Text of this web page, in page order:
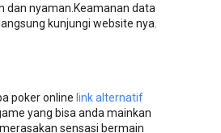
dan nyaman.Keamanan data
kunjungi website nya.
poker online link alternatif
yang bisa anda mainkan
sensasi bermain